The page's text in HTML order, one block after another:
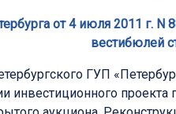
от 4 июля 2011 г.
вестибюлей
ГУП
инвестиционного